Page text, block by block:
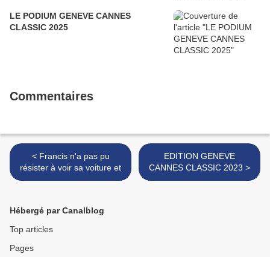
LE PODIUM GENEVE CANNES
CLASSIC 2025
Commentaires
< Francis n'a pas pu
résister à voir sa voiture et
EDITION GENEVE
CANNES CLASSIC 2023 >
Hébergé par Canalblog
Top articles
Pages